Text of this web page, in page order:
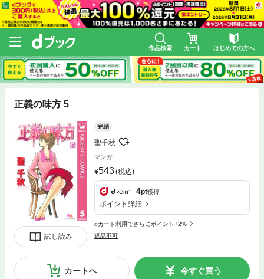
作品検索 カート はじめての方へ
正義の味方 5
試し読み
完結
聖千秋
マンガ
543(税込)
4pt獲得
ポイント詳細
dカード利用でさらにポイント+2%
返品不可
カートへ 今すぐ買う